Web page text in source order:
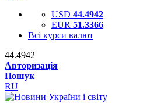
USD 44.4942
EUR 51.3366
Всі курси валют
44.4942
Авторизація
Пошук
RU